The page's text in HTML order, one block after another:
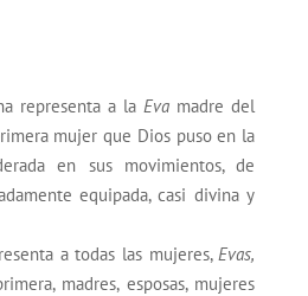
representa a la Eva madre del
mujer que Dios puso en la
en sus movimientos, de
equipada, casi divina y
a todas las mujeres, Evas,
madres, esposas, mujeres